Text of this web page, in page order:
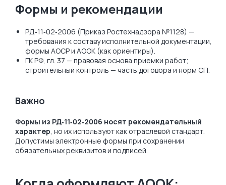
Формы и рекомендации
РД‑11‑02‑2006 (Приказ Ростехнадзора №1128) —
требования к составу исполнительной документации,
формы АОСР и АООК (как ориентиры).
ГК РФ, гл. 37 — правовая основа приемки работ;
строительный контроль — часть договора и норм СП.
Важно
Формы из РД‑11‑02‑2006 носят рекомендательный
характер, но их используют как отраслевой стандарт.
Допустимы электронные формы при сохранении
обязательных реквизитов и подписей.